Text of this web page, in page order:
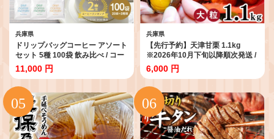
兵庫県
ドリップバッグコーヒー アソート
セット 5種 100袋 飲み比べ / コー
ヒー 淡路島 こーひー コーヒー 珈
琲 coffee ko-hi- KO-HI- co-hi-
CO-HI- COFFEE ドリップ ドリッ
プコーヒー ドリップバッグ 珈琲
大容量 ギフト 淡路 兵庫県 飲み物
ドリップコーヒー ドリップ珈琲
どりっぷ ドリップパック 飲み物
のみもの 飲料
11,000 円
兵庫県
【先行予約】天津甘栗 1.1kg
※2026年10月下旬以降順次発送 /
甘栗 栗 くり あまぐり クリ 兵庫
兵庫県 特選大粒栗 大粒 おやつ お
菓子 スイーツ 栗好き 焼き栗 焼き
マロン こだわり製法 新栗
6,000 円